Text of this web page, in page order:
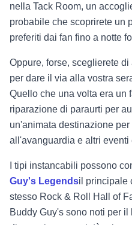
nella Tack Room, un
probabile che scoprirete un
preferiti dai fan fino a notte
Oppure, forse, sceglierete
per dare il via alla vostra
Quello che una volta era un
riparazione di paraurti per
un'animata destinazione
all'avanguardia e altri eventi
I tipi instancabili possono
Guy's Legendsil principale
stesso Rock & Roll Hall of
Buddy Guy's sono noti per